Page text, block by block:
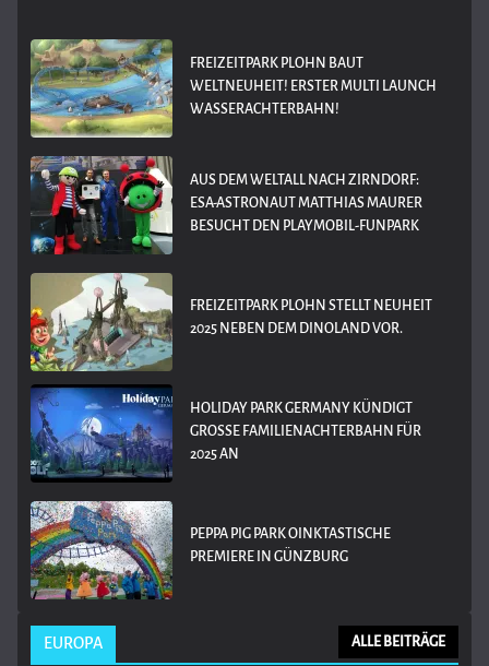
FREIZEITPARK PLOHN BAUT
WELTNEUHEIT! ERSTER MULTI LAUNCH
WASSERACHTERBAHN!
AUS DEM WELTALL NACH ZIRNDORF:
ESA-ASTRONAUT MATTHIAS MAURER
BESUCHT DEN PLAYMOBIL-FUNPARK
FREIZEITPARK PLOHN STELLT NEUHEIT
2025 NEBEN DEM DINOLAND VOR.
HOLIDAY PARK GERMANY KÜNDIGT
GROSSE FAMILIENACHTERBAHN FÜR 2
025 AN
PEPPA PIG PARK OINKTASTISCHE
PREMIERE IN GÜNZBURG
EUROPA ALLE BEITRÄGE